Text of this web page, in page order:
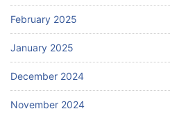
February 2025
January 2025
December 2024
November 2024